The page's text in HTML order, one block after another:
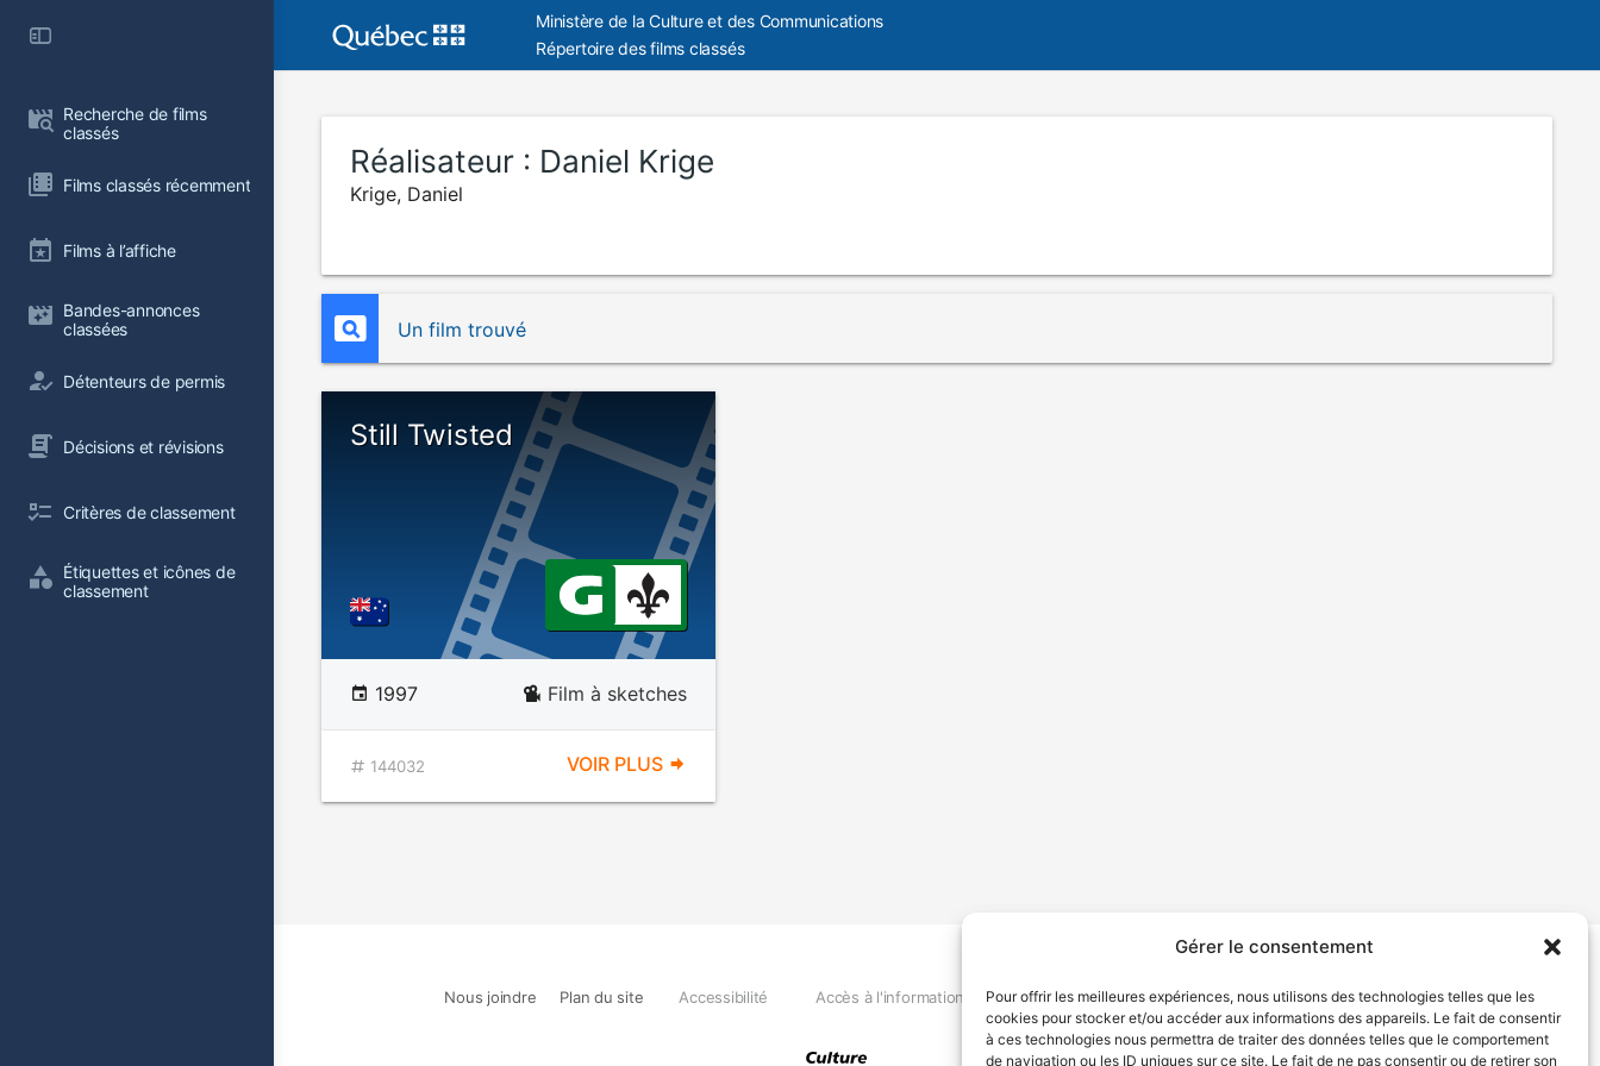
Gérer le consentement
Pour offrir les meilleures expériences, nous utilisons des technologies telles que les
cookies pour stocker et/ou accéder aux informations des appareils. Le fait de consentir
à ces technologies nous permettra de traiter des données telles que le comportement
de navigation ou les ID uniques sur ce site. Le fait de ne pas consentir ou de retirer son
Recherche de films
classés
Films classés récemment
Films à l’affiche
Bandes-annonces
classées
Détenteurs de permis
Décisions et révisions
Critères de classement
Étiquettes et icônes de
classement
Ministère de la Culture et des Communications
Répertoire des films classés
Réalisateur : Daniel Krige
Krige, Daniel
Un film trouvé
Still Twisted
1997 Film à sketches
144032 VOIR PLUS
Nous joindre Plan du site Accessibilité Accès à l'information Déclaration de services Politique de confidentialité